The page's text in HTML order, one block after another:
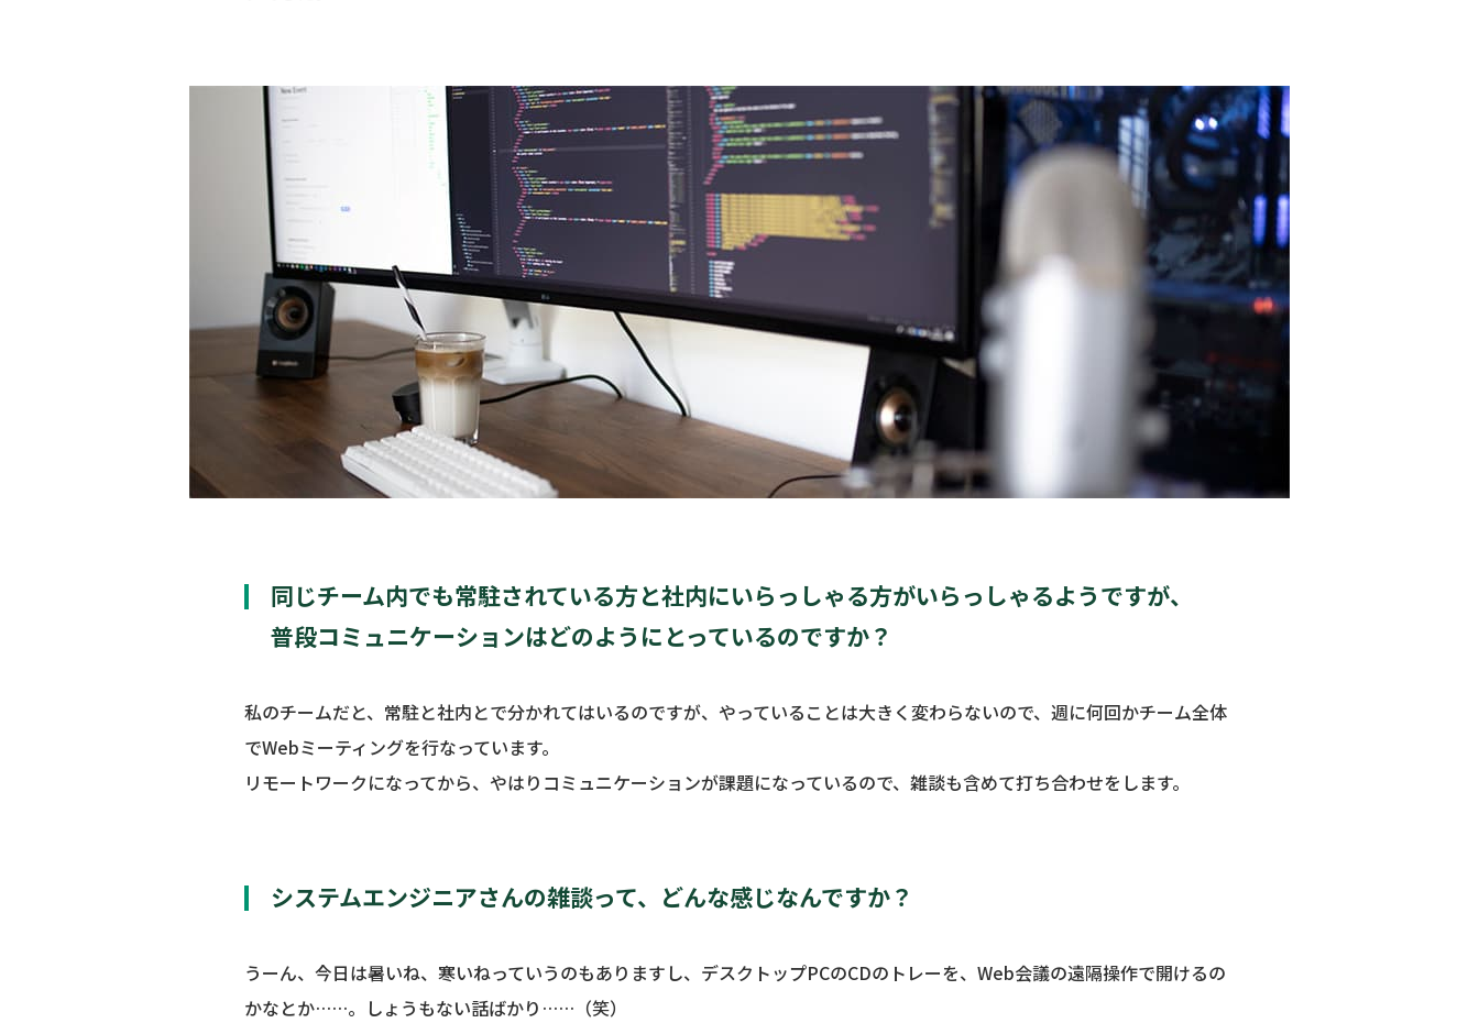
同じチーム内でも常駐されている方と社内にいらっしゃる方がいらっしゃるようですが、
普段コミュニケーションはどのようにとっているのですか？
私のチームだと、常駐と社内とで分かれてはいるのですが、やっていることは大きく変わらないので、週に何回かチーム全体
でWebミーティングを行なっています。
リモートワークになってから、やはりコミュニケーションが課題になっているので、雑談も含めて打ち合わせをします。
システムエンジニアさんの雑談って、どんな感じなんですか？
うーん、今日は暑いね、寒いねっていうのもありますし、デスクトップPCのCDのトレーを、Web会議の遠隔操作で開けるの
かなとか……。しょうもない話ばかり……（笑）